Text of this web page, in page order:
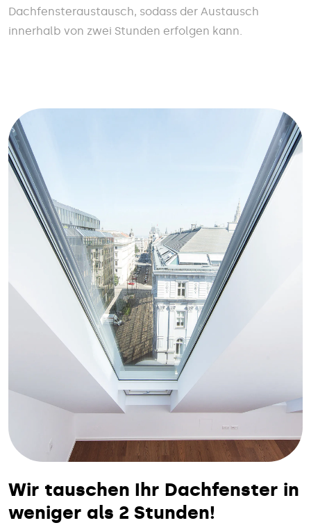
Dachfensteraustausch, sodass der Austausch
innerhalb von zwei Stunden erfolgen kann.
Wir tauschen Ihr Dachfenster in
weniger als 2 Stunden!